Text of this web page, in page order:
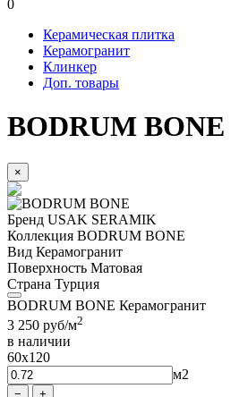
0
Керамическая плитка
Керамогранит
Клинкер
Доп. товары
BODRUM BONE
×
Бренд USAK SERAMIK
Коллекция BODRUM BONE
Вид Керамогранит
Поверхность Матовая
Страна Турция
BODRUM BONE Керамогранит
3 250 руб/м2
в наличии
60x120
м2